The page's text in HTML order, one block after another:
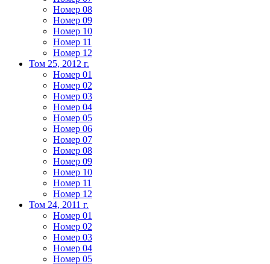
Номер 08
Номер 09
Номер 10
Номер 11
Номер 12
Том 25, 2012 г.
Номер 01
Номер 02
Номер 03
Номер 04
Номер 05
Номер 06
Номер 07
Номер 08
Номер 09
Номер 10
Номер 11
Номер 12
Том 24, 2011 г.
Номер 01
Номер 02
Номер 03
Номер 04
Номер 05